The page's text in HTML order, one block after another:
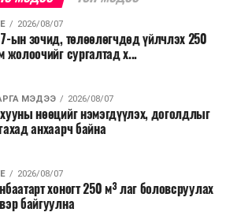
бусад хурал, зөвлөгөөн, ой,
өдөр, найр наадам, соёлын арга
төлөвлөсөн төрийн өндөр албан
томилолтоос бусад гадаад
зочин хүлээн авах зардал;
тоног төхөөрөмж,
худалдан авах;
хууль зүйн салбараас бусад
2026/08/07
ын зочид, төлөөлөгчдөд үйлчлэх 250
жолоочийг сургалтад х...
МЭДЭЭ 2026/08/07
нөөцийг нэмэгдүүлэх, доголдлыг
анхаарч байна
2026/08/07
хоногт 250 м³ лаг боловсруулах
байгуулна